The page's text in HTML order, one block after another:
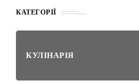
КАТЕГОРІЇ
КУЛІНАРІЯ